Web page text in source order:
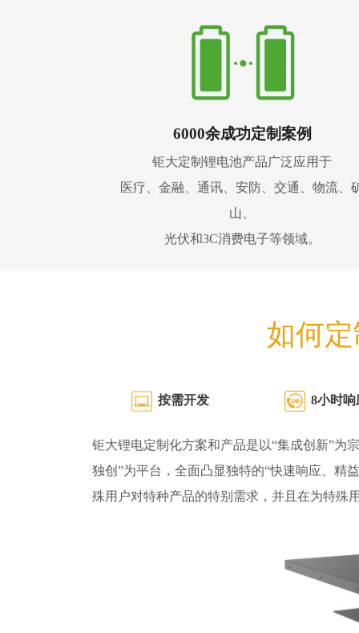
6000余成功定制案例
钜大定制锂电池产品广泛应用于
医疗、金融、通讯、安防、交通、物流、
山、
光伏和3C消费电子等领域。
如何
按需开发 8小时响
钜大锂电定制化方案和产品是以“集成创新”为
独创”为平台，全面凸显独特的“快速响应、精
殊用户对特种产品的特别需求，并且在为特殊